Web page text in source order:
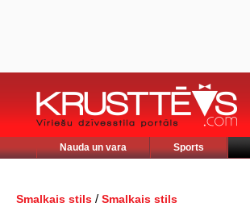
Nauda un vara Sports
Smalkais stils / Smalkais stils